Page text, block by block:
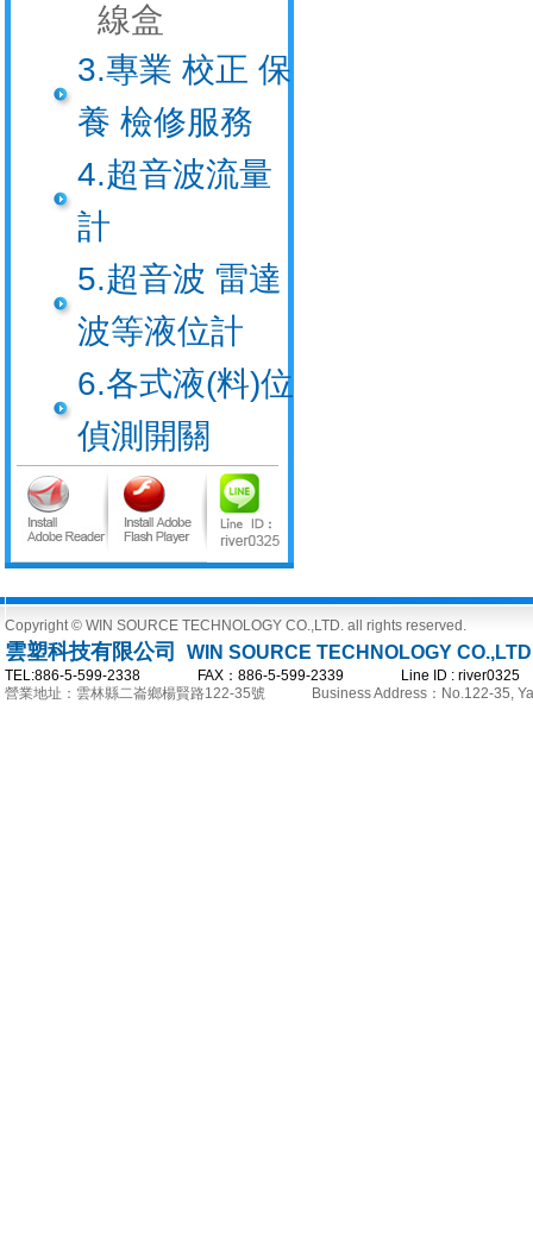
線盒
3.專業 校正 保
養 檢修服務
4.超音波流量
計
5.超音波 雷達
波等液位計
6.各式液(料)位
偵測開關
Copyright © WIN SOURCE TECHNOLOGY CO.,LTD. all rights reserved.
雲塑科技有限公司 WIN SOURCE TECHNOLOGY
TEL:886-5-599-2338 FAX：886-5-599-2339 Line ID :
營業地址：雲林縣二崙鄉楊賢路122-35號
Business Address：No.122-35,